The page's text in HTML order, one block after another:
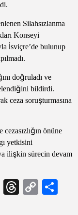
Silahsızlanma
Konseyi
İsviçre’de bulunup
doğruladı ve
bildirdi.
ceza soruşturmasına
önüne
yetkisini
ilişkin sürecin devam
EmailThreads
Copy